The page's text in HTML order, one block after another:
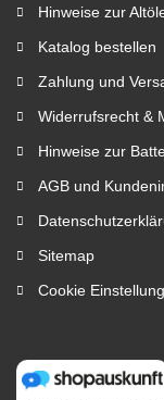
Hinweise zur
Katalog bestellen
Zahlung und
Widerrufsrecht &
Hinweise zur
AGB und
Sitemap
Cookie